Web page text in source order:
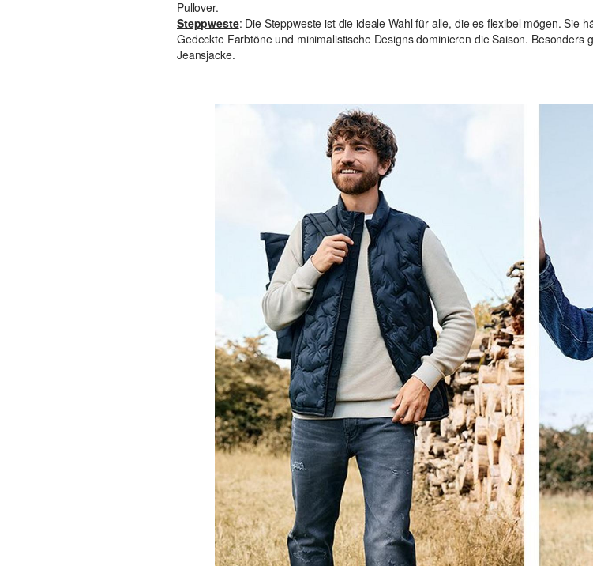
Pullover.
Steppweste: Die Steppweste ist die ideale Wahl für alle, die es flexibel mögen. Sie
Gedeckte Farbtöne und minimalistische Designs dominieren die Saison.
Jeansjacke.